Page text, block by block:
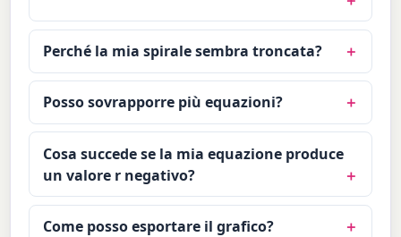
Perché la mia spirale sembra troncata?
Posso sovrapporre più equazioni?
Cosa succede se la mia equazione produce
un valore r negativo?
Come posso esportare il grafico?